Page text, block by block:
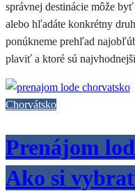
správnej destinácie môže
alebo hľadáte konkrétny
ponúkneme prehľad
plaviť a ktoré sú
Chorvátsko
Prenájom
Ako si